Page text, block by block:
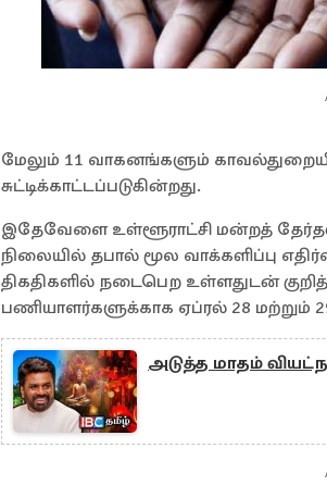
மேலும் 11 வாகனங்களும்
சுட்டிக்காட்டப்படுகின்றது.
இதேவேளை உள்ளூராட்சி மன்றத்
நிலையில் தபால் மூல வாக்களிப்பு
திகதிகளில் நடைபெற உள்ளதுடன்
பணியாளர்களுக்காக ஏப்ரல் 28 மற்றும்
அடுத்த மாதம்